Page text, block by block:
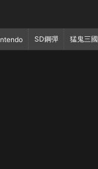
SD鋼彈 猛鬼三國